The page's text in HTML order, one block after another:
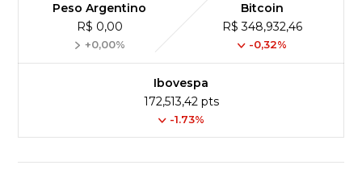
Peso Argentino
R$ 0,00
+0,00%
Bitcoin
R$ 348,932,46
-0,32%
Ibovespa
172,513,42 pts
-1.73%